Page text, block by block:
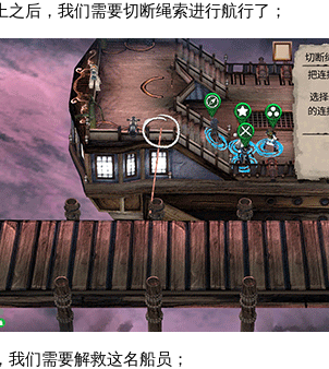
后，我们需要切断绳索进行航行了；
们需要解救这名船员；